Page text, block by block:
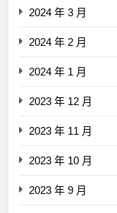
2024 年 3 月
2024 年 2 月
2024 年 1 月
2023 年 12 月
2023 年 11 月
2023 年 10 月
2023 年 9 月